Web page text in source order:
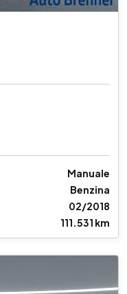
Manuale
Benzina
02/2018
111.531 km